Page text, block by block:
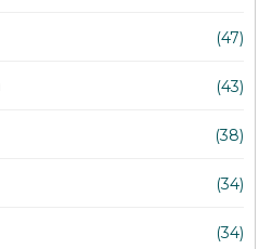
(47)
(43)
(38)
(34)
(34)